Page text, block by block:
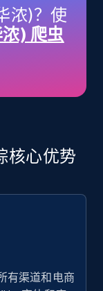
Initial
and
and
浓)？使
) 爬虫
核心优势
有渠道和电商